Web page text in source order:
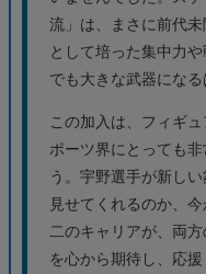
流」は、まさに前代
として培った集中力
でも大きな武器になる
この加入は、フィギ
ポーツ界にとっても
う。宇野選手が新し
見せてくれるのか、
二のキャリアが、両
を心から期待し、応援